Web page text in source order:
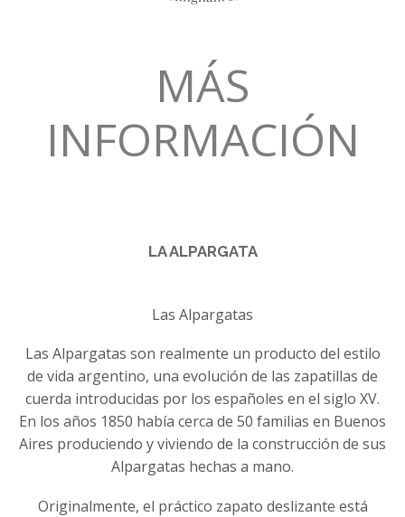
MÁS
INFORMACIÓN
LA ALPARGATA
Las Alpargatas
Las Alpargatas son realmente un producto del estilo
de vida argentino, una evolución de las zapatillas de
cuerda introducidas por los españoles en el siglo XV.
En los años 1850 había cerca de 50 familias en Buenos
Aires produciendo y viviendo de la construcción de sus
Alpargatas hechas a mano.
Originalmente, el práctico zapato deslizante está